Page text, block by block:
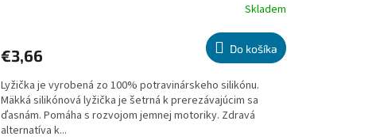
je
z
5
hviezdičiek.
Skladem
€3,66 Do košíka
Lyžička je vyrobená zo 100% potravinárskeho silikónu.
Mäkká silikónová lyžička je šetrná k prerezávajúcim sa
ďasnám. Pomáha s rozvojom jemnej motoriky. Zdravá
alternatíva k...